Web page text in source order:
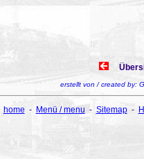
erstellt von / created by:
home- Menü / menu - Sitemap-